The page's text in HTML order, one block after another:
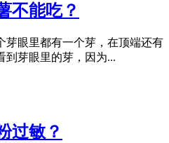
不能吃？
芽眼里都有一个芽，在顶端还有
到芽眼里的芽，因为...
过敏？